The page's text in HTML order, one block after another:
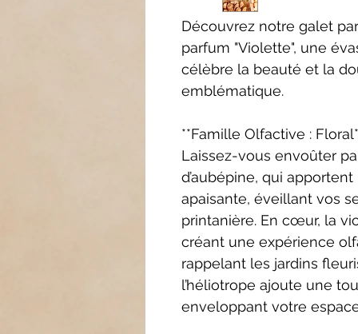
Découvrez notre galet
parfum "Violette", une
célèbre la beauté et la
emblématique.
**Famille Olfactive :
Laissez-vous envoûter
d’aubépine, qui
apaisante, éveillant vos
printanière. En cœur, la
créant une expérience
rappelant les jardins
l’héliotrope ajoute une
enveloppant votre